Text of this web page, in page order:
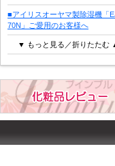
■アイリスオーヤマ製除湿機「
70N」ご愛用のお客様へ
▼ もっと見る／折りたたむ